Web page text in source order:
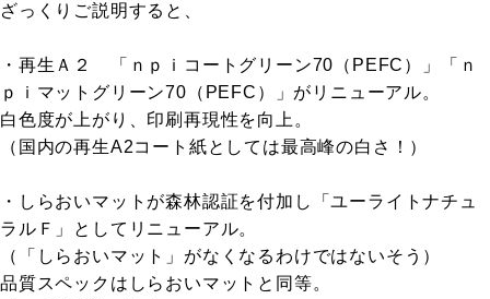
ざっくりご説明すると、
・再生Ａ２ 「ｎｐｉコートグリーン70（PEFC）」「ｎ
ｐｉマットグリーン70（PEFC）」がリニューアル。
白色度が上がり、印刷再現性を向上。
（国内の再生A2コート紙としては最高峰の白さ！）
・しらおいマットが森林認証を付加し「ユーライトナチュ
ラルＦ」としてリニューアル。
（「しらおいマット」がなくなるわけではないそう）
品質スペックはしらおいマットと同等。